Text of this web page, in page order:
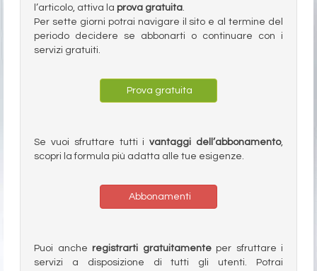
l’articolo, attiva la prova gratuita.
Per sette giorni potrai navigare il sito e al termine del
periodo decidere se abbonarti o continuare con i
servizi gratuiti.
Prova gratuita
Se vuoi sfruttare tutti ivantaggi dell’abbonamento,
scopri la formula più adatta alle tue esigenze.
Abbonamenti
Puoi anche registrarti gratuitamenteper sfruttare i
servizi a disposizione di tutti gli utenti. Potrai